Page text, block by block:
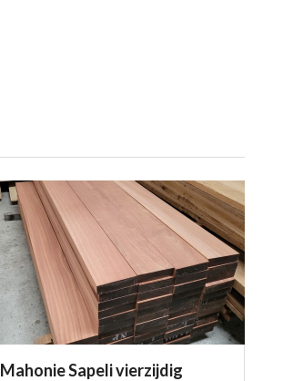
Mahonie Sapeli vierzijdig